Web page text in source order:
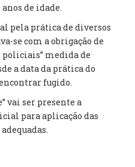
de idade.
pela prática de diversos
se com a obrigação de
policiais” medida de
a data da prática do
fugido.
vai ser presente a
para aplicação das